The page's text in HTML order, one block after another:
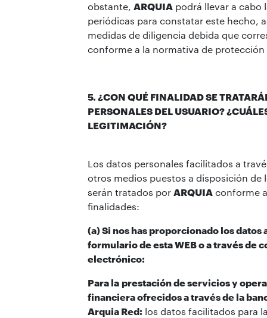
obstante, ARQUIApodrá llevar a cabo
periódicas para constatar este hecho,
medidas de diligencia debida que
conforme a la normativa de protección
5. ¿CON QUÉ FINALIDAD SE
PERSONALES DEL USUARIO?
LEGITIMACIÓN?
Los datos personales facilitados a
otros medios puestos a disposición de
serán tratados por ARQUIAconforme
finalidades:
(a) Si nos has proporcionado los datos
formulario de esta WEB o a través de
electrónico:
Para la prestación de servicios y
financiera ofrecidos a través de la
Arquia Red: los datos facilitados para